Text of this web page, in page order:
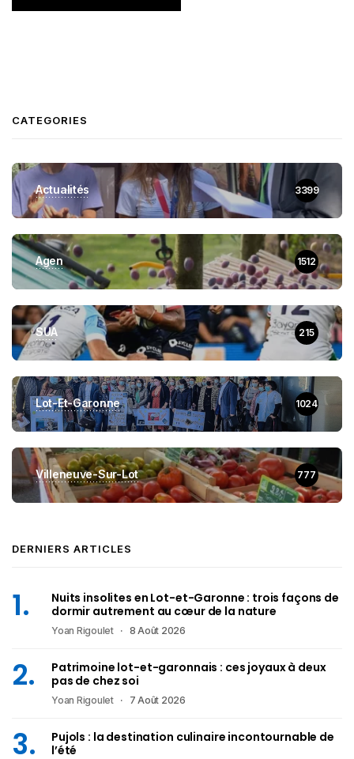
CATEGORIES
Actualités 3399
Agen 1512
SUA 215
Lot-Et-Garonne 1024
Villeneuve-Sur-Lot 777
DERNIERS ARTICLES
Nuits insolites en Lot-et-Garonne : trois façons de
dormir autrement au cœur de la nature
Yoan Rigoulet 8 Août 2026
Patrimoine lot-et-garonnais : ces joyaux à deux
pas de chez soi
Yoan Rigoulet 7 Août 2026
Pujols : la destination culinaire incontournable de
l’été